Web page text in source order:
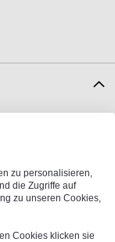
Note
Ob eigenes
Schutzhülle
dein Design
zu einem echten
zu personalisieren,
die Zugriffe auf
zu unseren Cookies,
Cookies klicken sie